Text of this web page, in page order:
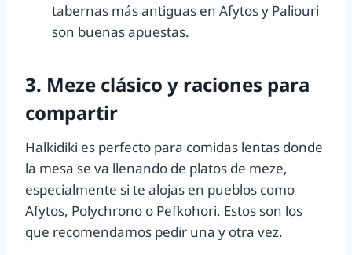
tabernas más antiguas en Afytos y Paliouri
son buenas apuestas.
3. Meze clásico y raciones para
compartir
Halkidiki es perfecto para comidas lentas donde
la mesa se va llenando de platos de meze,
especialmente si te alojas en pueblos como
Afytos, Polychrono o Pefkohori. Estos son los
que recomendamos pedir una y otra vez.